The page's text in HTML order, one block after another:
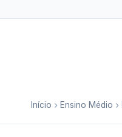
Início Ensino Médio